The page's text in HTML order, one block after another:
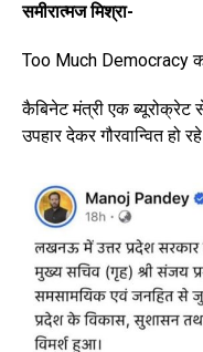
समीरात्मज मिश्रा-
Too Much Democracy
कैबिनेट मंत्री एक
उपहार देकर गौरवान्वित हो